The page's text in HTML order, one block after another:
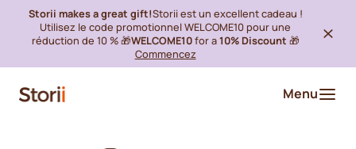
Storii makes a great gift!Storii est un excellent cadeau !
Utilisez le code promotionnel WELCOME10 pour une
réduction de 10 % 🎁WELCOME10for a10% Discount 🎁
Commencez
Menu